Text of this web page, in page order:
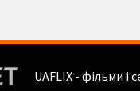
UAFLIX - фільми і